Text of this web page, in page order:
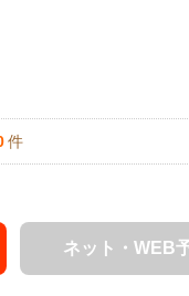
件
ネット・WEB